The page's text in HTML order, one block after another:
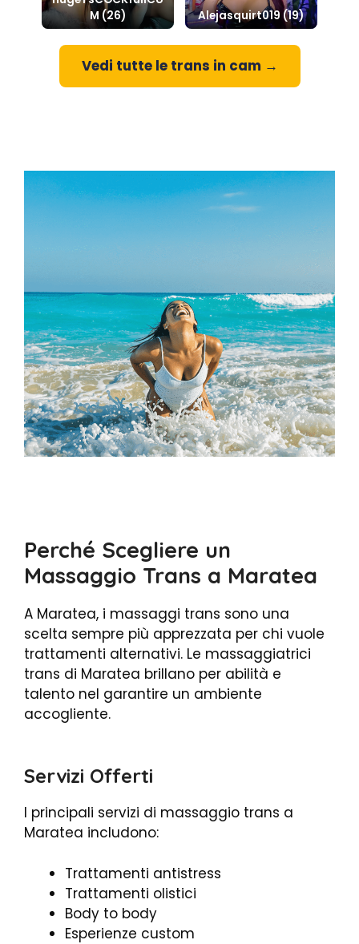
M (26)
Alejasquirt019 (19)
Vedi tutte le trans in cam →
Perché Scegliere un
Massaggio Trans a Maratea
A Maratea, i massaggi trans sono una
scelta sempre più apprezzata per chi vuole
trattamenti alternativi. Le massaggiatrici
trans di Maratea brillano per abilità e
talento nel garantire un ambiente
accogliente.
Servizi Offerti
I principali servizi di massaggio trans a
Maratea includono:
Trattamenti antistress
Trattamenti olistici
Body to body
Esperienze custom